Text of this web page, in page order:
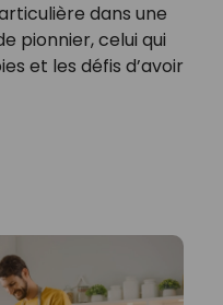
dans une
pionnier, celui qui
et les défis d’avoir